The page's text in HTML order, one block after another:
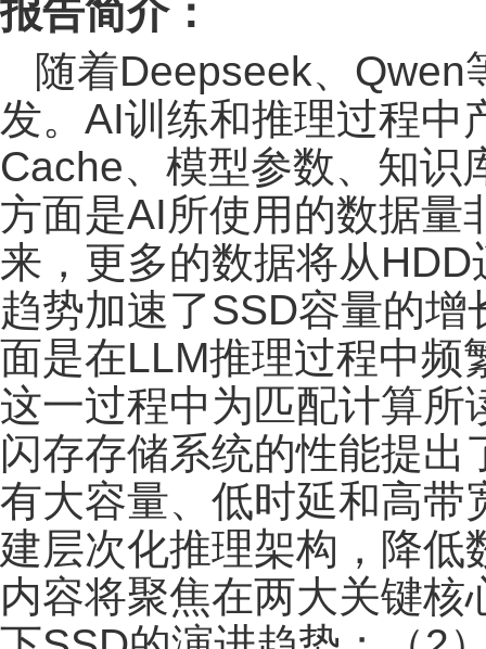
报告简介：
随着Deepseek、Qwen
发。AI训练和推理过程中
Cache、模型参数、知识
方面是AI所使用的数据量
来，更多的数据将从
趋势加速了SSD容量的
面是在LLM推理过程中频
这一过程中为匹配计算所
闪存存储系统的性能提
有大容量、低时延和高带
建层次化推理架构，降低
内容将聚焦在两大关键